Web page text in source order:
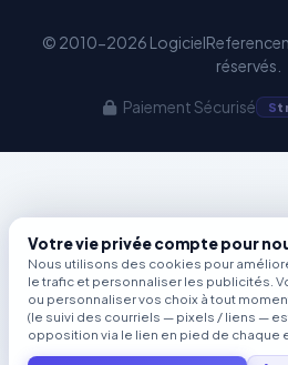
© 2010-2026
réservés.
Paiement Sécurisé S
Votre vie privée compte pour
Nous utilisons des cookies pour
le trafic et personnaliser les publicités.
ou personnaliser vos choix à tout
(le suivi des courriels — pixels / liens —
opposition via le lien en pied de chaque